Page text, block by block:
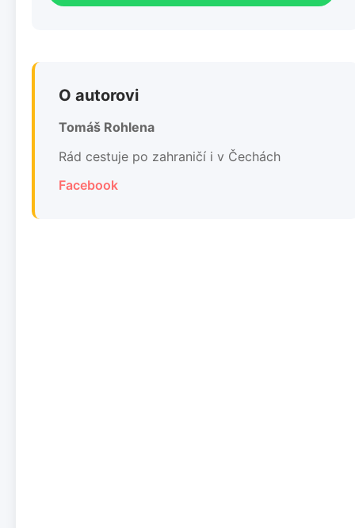
O autorovi
Tomáš Rohlena
Rád cestuje po zahraničí i v Čechách
Facebook